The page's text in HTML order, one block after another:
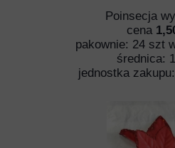
Poinsecja
cena
pakownie: 24 szt
średnica:
jednostka